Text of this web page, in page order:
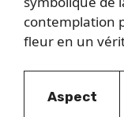
contemplation
fleur en un
Aspect